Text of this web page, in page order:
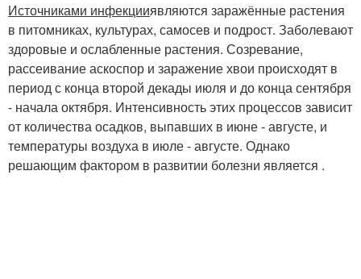
Источниками инфекцииявляются заражённые растения
в питомниках, культурах, самосев и подрост. Заболевают
здоровые и ослабленные растения. Созревание,
рассеивание аскоспор и заражение хвои происходят в
период с конца второй декады июля и до конца сентября
- начала октября. Интенсивность этих процессов зависит
от количества осадков, выпавших в июне - августе, и
температуры воздуха в июле - августе. Однако
решающим фактором в развитии болезни является .